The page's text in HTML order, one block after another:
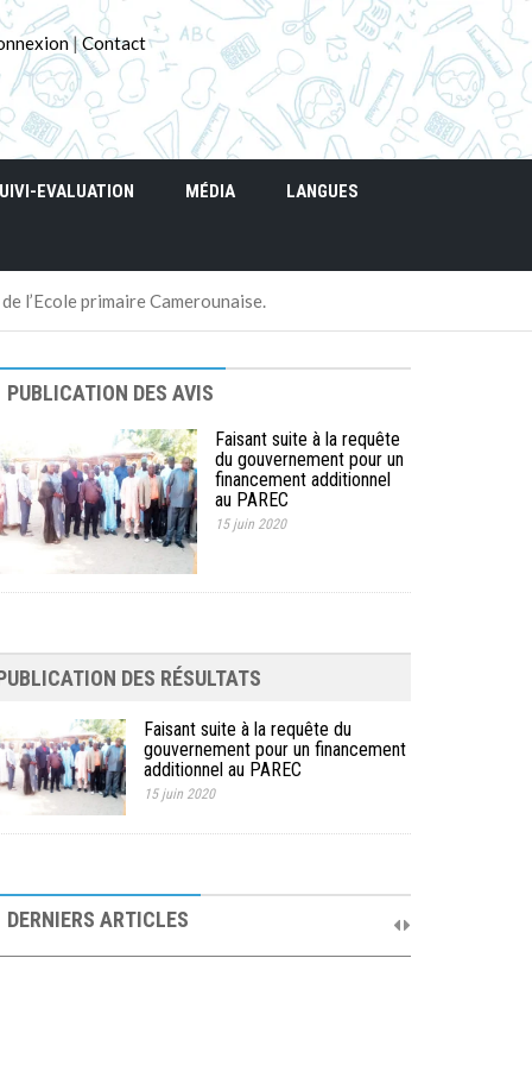
|Contact
EVALUATION MÉDIA LANGUES
l’Ecole primaire Camerounaise.
PUBLICATION DES AVIS
Faisant suite à la requête
du gouvernement pour un
financement additionnel
au PAREC
15 juin 2020
DES RÉSULTATS
Faisant suite à la requête du
gouvernement pour un financement
additionnel au PAREC
15 juin 2020
DERNIERS ARTICLES
19 septembre 2025